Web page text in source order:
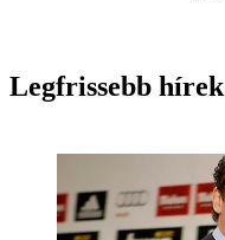
Legfrissebb hírek